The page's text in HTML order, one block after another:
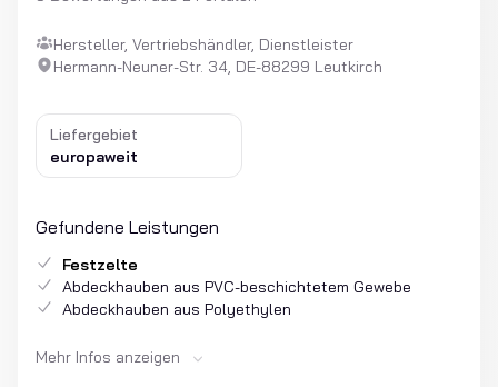
Hersteller, Vertriebshändler, Dienstleister
Hermann-Neuner-Str. 34, DE-88299 Leutkirch
Liefergebiet
europaweit
Gefundene Leistungen
Festzelte
Abdeckhauben aus PVC-beschichtetem Gewebe
Abdeckhauben aus Polyethylen
Mehr Infos anzeigen